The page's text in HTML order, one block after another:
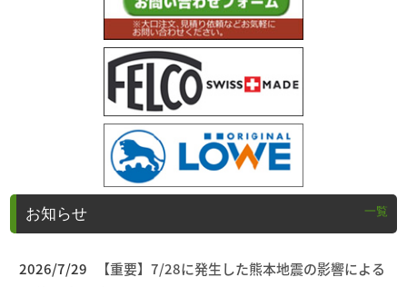
お知らせ 一覧
2026/7/29
【重要】7/28に発生した熊本地震の影響による